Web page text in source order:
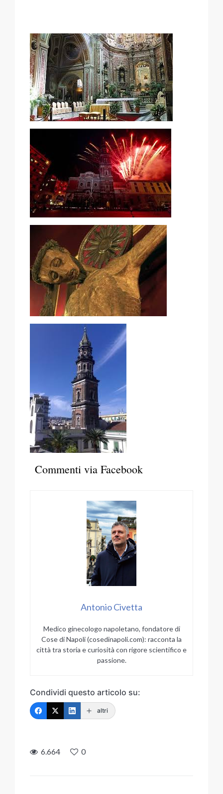
Commenti via Facebook
Antonio Civetta
Medico ginecologo napoletano, fondatore di
Cose di Napoli (cosedinapoli.com): racconta la
città tra storia e curiosità con rigore scientifico e
passione.
Condividi questo articolo su:
altri
6.664 0